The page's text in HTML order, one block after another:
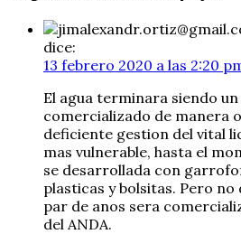
dice:
13 febrero 2020 a las 2:20
El agua terminara siendo
comercializado de manera
deficiente gestion del vital
mas vulnerable, hasta el
se desarrollada con
plasticas y bolsitas. Pero no
par de anos sera
del ANDA.